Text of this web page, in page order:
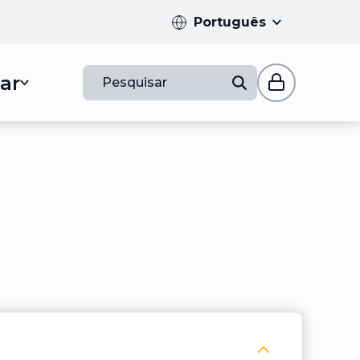
Português
Pesquisar
Recolher Bolsa de Mérito